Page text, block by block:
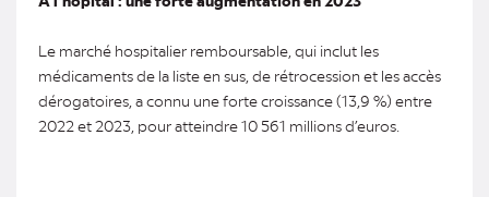
Le marché hospitalier remboursable, qui inclut les
médicaments de la liste en sus, de rétrocession et les accès
dérogatoires, a connu une forte croissance (13,9 %) entre
2022 et 2023, pour atteindre 10 561 millions d’euros.